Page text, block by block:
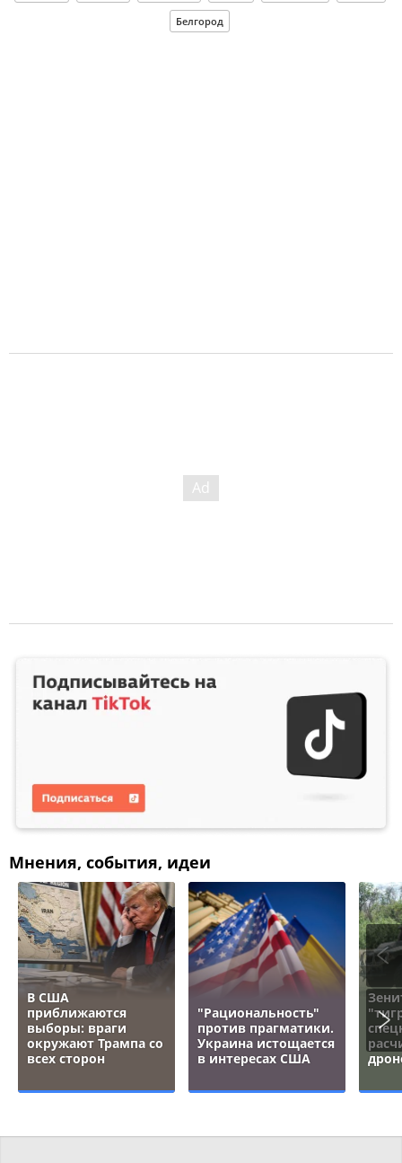
Белгород
Мнения, события, идеи
В США
приближаются
выборы: враги
окружают Трампа со
всех сторон
"Рациональность"
против прагматики.
Украина истощается
в интересах США